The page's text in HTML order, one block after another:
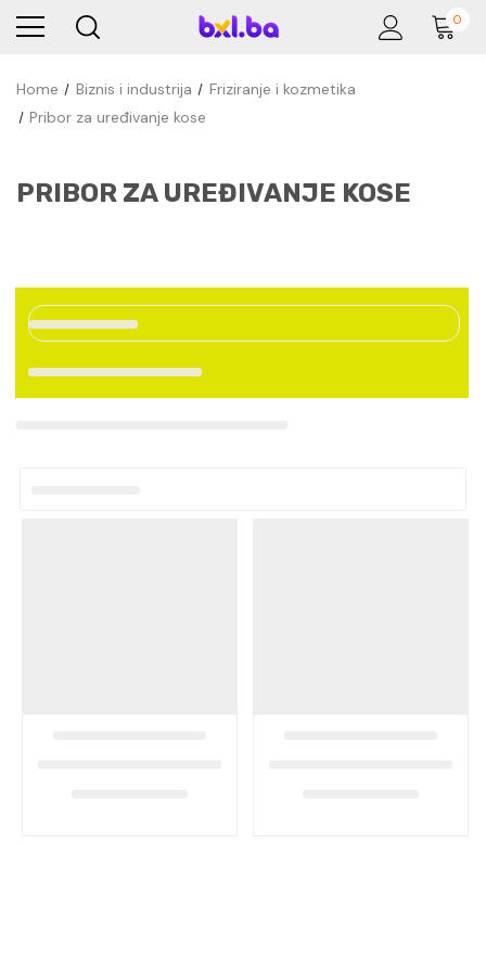
0
Home Biznis i industrija
Friziranje i kozmetika
Pribor za uređivanje kose
PRIBOR ZA UREĐIVANJE KOSE